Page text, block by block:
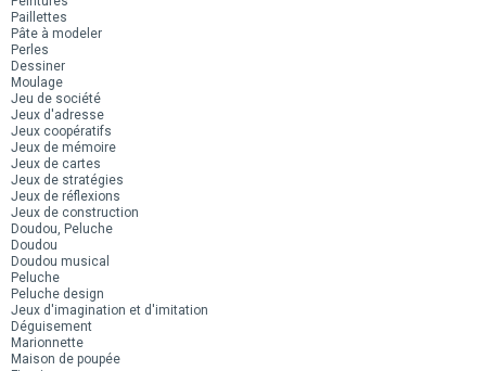
Paillettes
Pâte à modeler
Perles
Dessiner
Moulage
Jeu de société
Jeux d'adresse
Jeux coopératifs
Jeux de mémoire
Jeux de cartes
Jeux de stratégies
Jeux de réflexions
Jeux de construction
Doudou, Peluche
Doudou
Doudou musical
Peluche
Peluche design
Jeux d'imagination et d'imitation
Déguisement
Marionnette
Maison de poupée